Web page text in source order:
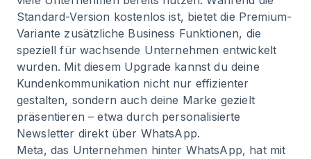
Standard-Version kostenlos ist, bietet die Premium-
Variante zusätzliche Business Funktionen, die
speziell für wachsende Unternehmen entwickelt
wurden. Mit diesem Upgrade kannst du deine
Kundenkommunikation nicht nur effizienter
gestalten, sondern auch deine Marke gezielt
präsentieren – etwa durch personalisierte
Newsletter direkt über WhatsApp.
Meta, das Unternehmen hinter WhatsApp, hat mit